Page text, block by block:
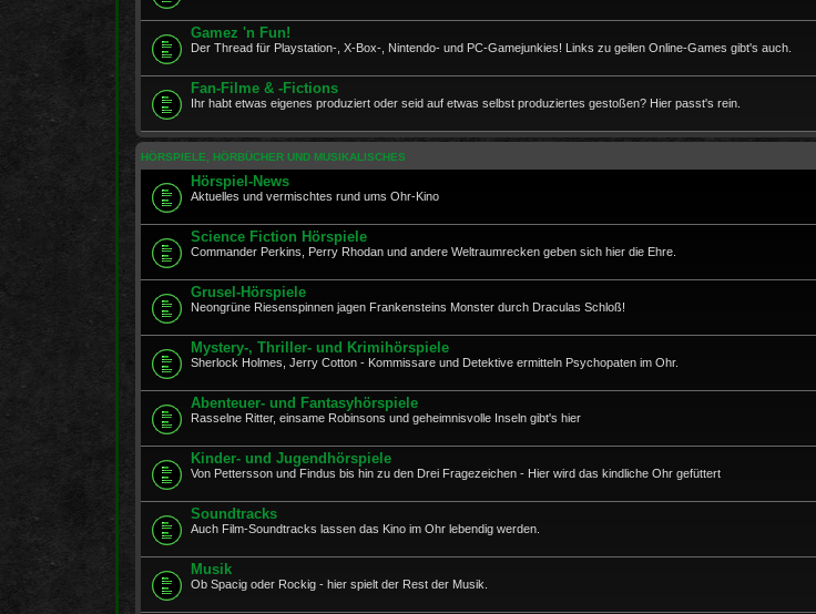
Gamez 'n Fun!
Der Thread für Playstation-, X-Box-, Nintendo- und PC-Gamejunkies! Links zu geilen Online-Games gibt's auch.
Fan-Filme & -Fictions
Ihr habt etwas eigenes produziert oder seid auf etwas selbst produziertes gestoßen? Hier passt's rein.
HÖRSPIELE, HÖRBÜCHER UND MUSIKALISCHES
Hörspiel-News
Aktuelles und vermischtes rund ums Ohr-Kino
Science Fiction Hörspiele
Commander Perkins, Perry Rhodan und andere Weltraumrecken geben sich hier die Ehre.
Grusel-Hörspiele
Neongrüne Riesenspinnen jagen Frankensteins Monster durch Draculas Schloß!
Mystery-, Thriller- und Krimihörspiele
Sherlock Holmes, Jerry Cotton - Kommissare und Detektive ermitteln Psychopaten im Ohr.
Abenteuer- und Fantasyhörspiele
Rasselne Ritter, einsame Robinsons und geheimnisvolle Inseln gibt's hier
Kinder- und Jugendhörspiele
Von Pettersson und Findus bis hin zu den Drei Fragezeichen - Hier wird das kindliche Ohr gefüttert
Soundtracks
Auch Film-Soundtracks lassen das Kino im Ohr lebendig werden.
Musik
Ob Spacig oder Rockig - hier spielt der Rest der Musik.